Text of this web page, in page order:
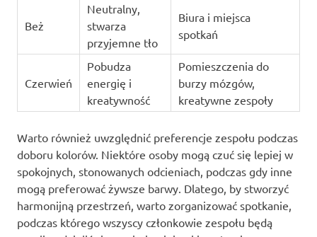
Beż
Neutralny,
stwarza
przyjemne tło
Biura i miejsca
spotkań
Czerwień
Pobudza
energię i
kreatywność
Pomieszczenia do
burzy mózgów,
kreatywne zespoły
Warto również uwzględnić preferencje zespołu podczas
doboru kolorów. Niektóre osoby mogą czuć się lepiej w
spokojnych, stonowanych odcieniach, podczas gdy inne
mogą preferować żywsze barwy. Dlatego, by stworzyć
harmonijną przestrzeń, warto zorganizować spotkanie,
podczas którego wszyscy członkowie zespołu będą